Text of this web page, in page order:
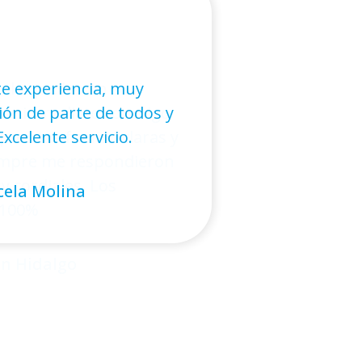
experiencia, muy
de parte de todos y
servicio.
Molina